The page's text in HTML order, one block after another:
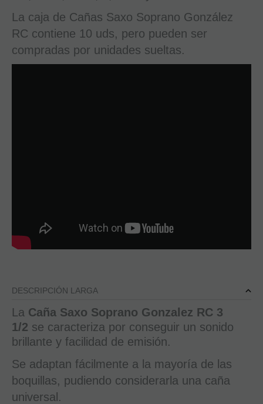
La caja de Cañas Saxo Soprano González
RC contiene 10 uds, pero pueden ser
compradas por unidades sueltas.
DESCRIPCIÓN LARGA
La Caña Saxo Soprano Gonzalez RC 3
1/2 se caracteriza por conseguir un sonido
brillante y facilidad de emisión.
Se adaptan fácilmente a la mayoría de las
boquillas, pudiendo considerarla una caña
universal.